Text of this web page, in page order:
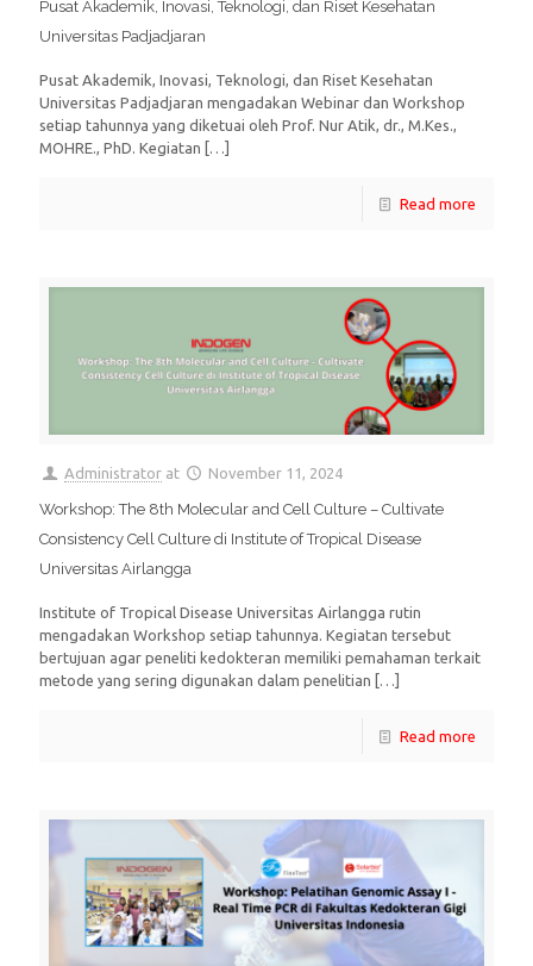
Pusat Akademik, Inovasi, Teknologi, dan Riset Kesehatan
Universitas Padjadjaran
Pusat Akademik, Inovasi, Teknologi, dan Riset Kesehatan
Universitas Padjadjaran mengadakan Webinar dan Workshop
setiap tahunnya yang diketuai oleh Prof. Nur Atik, dr., M.Kes.,
MOHRE., PhD. Kegiatan […]
Read more
Administrator at November 11, 2024
Workshop: The 8th Molecular and Cell Culture – Cultivate
Consistency Cell Culture di Institute of Tropical Disease
Universitas Airlangga
Institute of Tropical Disease Universitas Airlangga rutin
mengadakan Workshop setiap tahunnya. Kegiatan tersebut
bertujuan agar peneliti kedokteran memiliki pemahaman terkait
metode yang sering digunakan dalam penelitian […]
Read more